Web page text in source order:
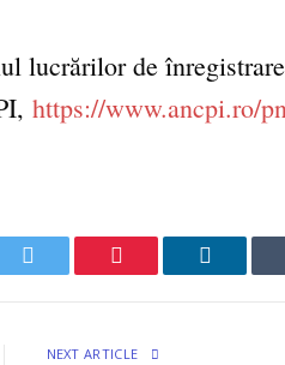
lucrărilor de
https://www.ancpi.ro/
Twitter Pinterest LinkedIn
NEXT ARTICLE